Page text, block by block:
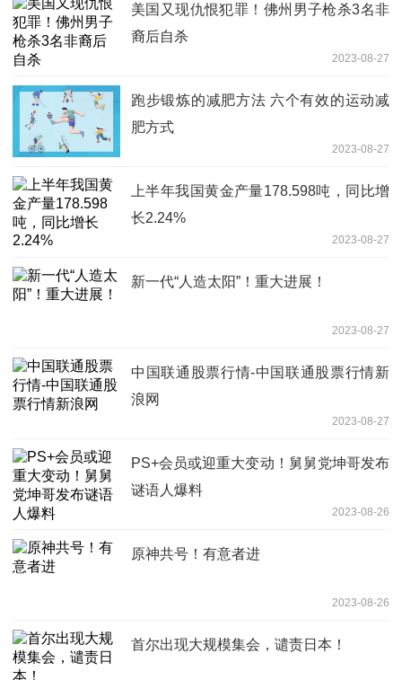
美国又现仇恨犯罪！佛州男子枪杀3名非
裔后自杀
2023-08-27
跑步锻炼的减肥方法 六个有效的运动减
肥方式
2023-08-27
上半年我国黄金产量178.598吨，同比增
长2.24%
2023-08-27
新一代“人造太阳”！重大进展！
2023-08-27
中国联通股票行情-中国联通股票行情新
浪网
2023-08-27
PS+会员或迎重大变动！舅舅党坤哥发布
谜语人爆料
2023-08-26
原神共号！有意者进
2023-08-26
首尔出现大规模集会，谴责日本！